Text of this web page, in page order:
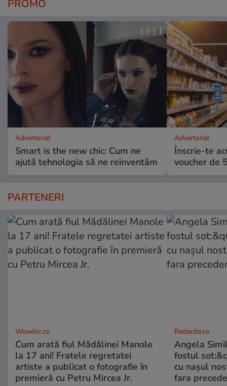
PROMO
Advertorial
Smart is the new chic: Cum ne
ajută tehnologia să ne reinventăm
Advertorial
Înscrie-te
voucher de
PARTENERI
Wowbiz.ro
Cum arată fiul Mădălinei Manole
la 17 ani! Fratele regretatei
artiste a publicat o fotografie în
premieră cu Petru Mircea Jr.
Redactia.ro
Angela
fostul
cu nașul
fara